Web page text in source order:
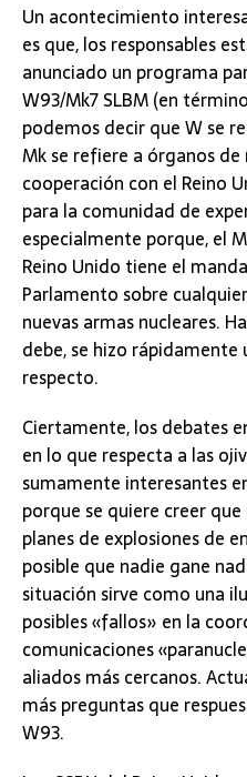
Un acontecimiento
es que, los responsables
anunciado un programa
W93/Mk7 SLBM (en
podemos decir que W se
Mk se refiere a órganos
cooperación con el Reino
para la comunidad de
especialmente porque, el
Reino Unido tiene el
Parlamento sobre
nuevas armas nucleares.
debe, se hizo
respecto.
Ciertamente, los debates
en lo que respecta a las
sumamente interesantes
porque se quiere creer
planes de explosiones de
posible que nadie gane
situación sirve como una
posibles «fallos» en la
comunicaciones
aliados más cercanos.
más preguntas que
W93.